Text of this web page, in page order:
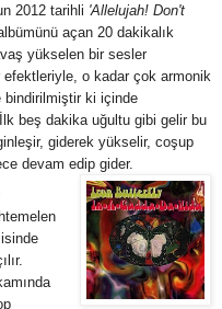
2012 tarihli 'Allelujah! Don't
açan 20 dakikalık
yükselen bir sesler
efektleriyle, o kadar çok armonik
bindirilmiştir ki içinde
beş dakika uğultu gibi gelir bu
giderek yükselir, coşup
devam edip gider.